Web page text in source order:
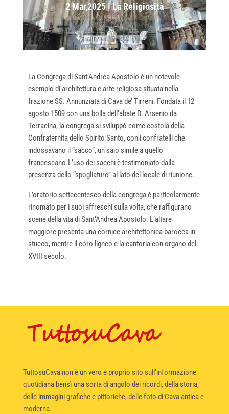
2 Mar,2025|La Religiosità
La Congrega di Sant’Andrea Apostolo è un notevole
esempio di architettura e arte religiosa situata nella
frazione SS. Annunziata di Cava de’ Tirreni. Fondata il 12
agosto 1509 con una bolla dell’abate D. Arsenio da
Terracina, la congrega si sviluppò come costola della
Confraternita dello Spirito Santo, con i confratelli che
indossavano il “sacco”, un saio simile a quello
francescano.L’uso dei sacchi è testimoniato dalla
presenza dello “spogliaturo” al lato del locale di riunione.
L’oratorio settecentesco della congrega è particolarmente
rinomato per i suoi affreschi sulla volta, che raffigurano
scene della vita di Sant’Andrea Apostolo. L’altare
maggiore presenta una cornice architettonica barocca in
stucco, mentre il coro ligneo e la cantoria con organo del
XVIII secolo.
TuttosuCava non è un vero e proprio sito sull’informazione
quotidiana bensì una sorta di angolo dei ricordi, della storia,
delle immagini grafiche e pittoriche, delle foto di Cava antica e
moderna.